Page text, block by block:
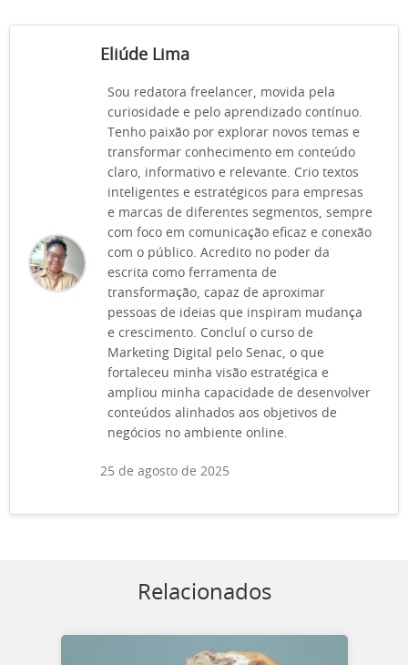
Eliúde Lima
Sou redatora freelancer, movida pela
curiosidade e pelo aprendizado contínuo.
Tenho paixão por explorar novos temas e
transformar conhecimento em conteúdo
claro, informativo e relevante. Crio textos
inteligentes e estratégicos para empresas
e marcas de diferentes segmentos, sempre
com foco em comunicação eficaz e conexão
com o público. Acredito no poder da
escrita como ferramenta de
transformação, capaz de aproximar
pessoas de ideias que inspiram mudança
e crescimento. Concluí o curso de
Marketing Digital pelo Senac, o que
fortaleceu minha visão estratégica e
ampliou minha capacidade de desenvolver
conteúdos alinhados aos objetivos de
negócios no ambiente online.
25 de agosto de 2025
Relacionados